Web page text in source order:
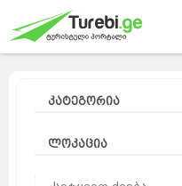
კატეგორია
ლოკაცია